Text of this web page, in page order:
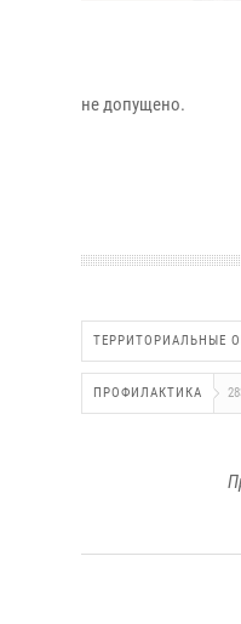
не допущено.
ТЕРРИТОРИАЛЬНЫЕ
ПРОФИЛАКТИКА